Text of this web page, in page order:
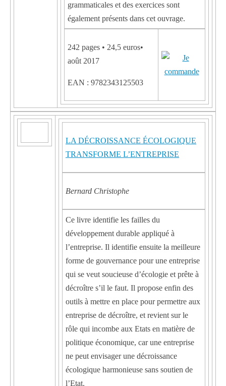
grammaticales et des exercices sont
également présents dans cet ouvrage.
242 pages • 24,5 euros•
août 2017
EAN : 9782343125503
LA DÉCROISSANCE ÉCOLOGIQUE
TRANSFORME L’ENTREPRISE
Bernard Christophe
Ce livre identifie les failles du
développement durable appliqué à
l’entreprise. Il identifie ensuite la meilleure
forme de gouvernance pour une entreprise
qui se veut soucieuse d’écologie et prête à
décroître s’il le faut. Il propose enfin des
outils à mettre en place pour permettre aux
entreprise de décroître, et revient sur le
rôle qui incombe aux Etats en matière de
politique économique, car une entreprise
ne peut envisager une décroissance
écologique harmonieuse sans soutien de
l’Etat.